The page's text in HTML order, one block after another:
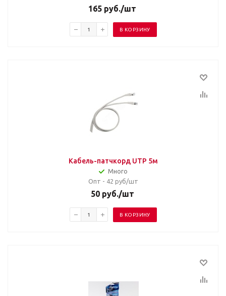
165 руб./шт
В КОРЗИНУ
Кабель-патчкорд UTP 5м
Много
Опт - 42 руб/шт
50руб./шт
В КОРЗИНУ